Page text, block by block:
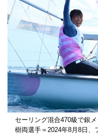
セーリング混合470級で銀
樹両選手＝2024年8月8日、